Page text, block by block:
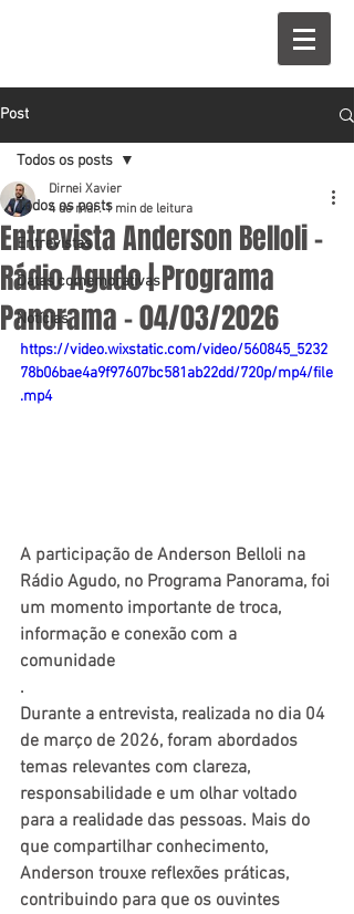
Post
Todos os posts
Entrevistas
Datas comemorativas
Notícias
Todos os posts
Entrevista Anderson Belloli -
Rádio Agudo | Programa
Panorama - 04/03/2026
Dirnei Xavier
4 de mar. 1 min de leitura
https://video.wixstatic.com/video/560845_5232
78b06bae4a9f97607bc581ab22dd/720p/mp4/file
.mp4
A participação de Anderson Belloli na
Rádio Agudo, no Programa Panorama, foi
um momento importante de troca,
informação e conexão com a
comunidade
.
Durante a entrevista, realizada no dia 04
de março de 2026, foram abordados
temas relevantes com clareza,
responsabilidade e um olhar voltado
para a realidade das pessoas. Mais do
que compartilhar conhecimento,
Anderson trouxe reflexões práticas,
contribuindo para que os ouvintes